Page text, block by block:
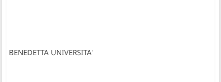
BENEDETTA UNIVERSITA'